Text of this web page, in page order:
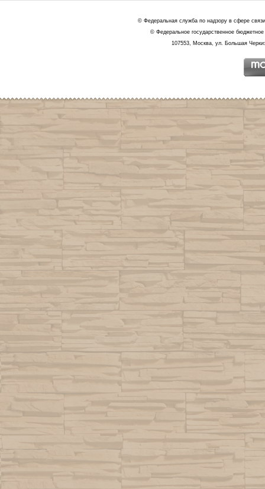
© Федеральная служба по надзору в сфере
© Федеральное государственное
107553, Москва, ул. Большая